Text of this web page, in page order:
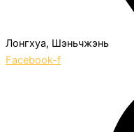
Лонгхуа, Шэньчжэнь
Facebook-f